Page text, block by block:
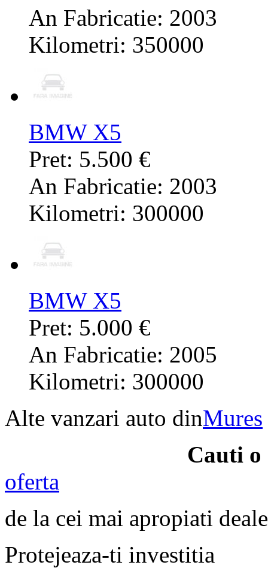
An Fabricatie: 2003
Kilometri: 350000
BMW X5
Pret: 5.500 €
An Fabricatie: 2003
Kilometri: 300000
BMW X5
Pret: 5.000 €
An Fabricatie: 2005
Kilometri: 300000
Alte vanzari auto dinMures
Cauti o
oferta
de la cei mai apropiati
Protejeaza-ti investitia